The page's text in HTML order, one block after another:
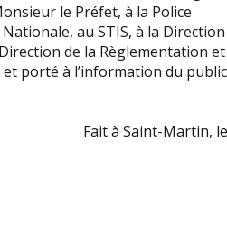
le Préfet, à la Police
au STIS, à la Direction
de la Règlementation
porté à l’information du
Martin, le